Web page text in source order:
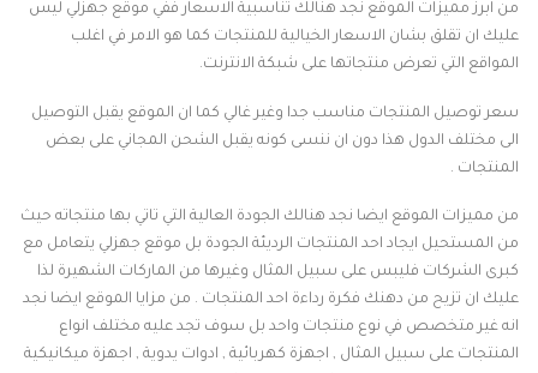
من ابرز مميزات الموقع نجد هنالك تناسبية الاسعار ففي موقع جهزلي ليس
عليك ان تقلق بشان الاسعار الخيالية للمنتجات كما هو الامر في اغلب
المواقع التي تعرض منتجاتها على شبكة الانترنت.
سعر توصيل المنتجات مناسب جدا وغير غالي كما ان الموقع يقبل التوصيل
الى مختلف الدول هذا دون ان ننسى كونه يقبل الشحن المجاني على بعض
المنتجات .
من مميزات الموقع ايضا نجد هنالك الجودة العالية التي تاتي بها منتجاته حيث
من المستحيل ايجاد احد المنتجات الرديئة الجودة بل موقع جهزلي يتعامل مع
كبرى الشركات فليبس على سبيل المثال وغيرها من الماركات الشهيرة لذا
عليك ان تزيح من دهنك فكرة رداءة احد المنتجات . من مزايا الموقع ايضا نجد
انه غير متخصص في نوع منتجات واحد بل سوف تجد عليه مختلف انواع
المنتجات على سبيل المثال , اجهزة كهربائية , ادوات يدوية , اجهزة ميكانيكية